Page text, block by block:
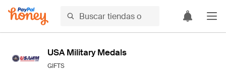
USA Military Medals
GIFTS